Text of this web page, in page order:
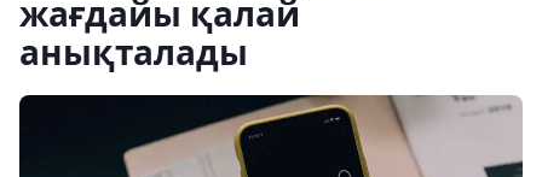
жағдайы қалай
анықталады